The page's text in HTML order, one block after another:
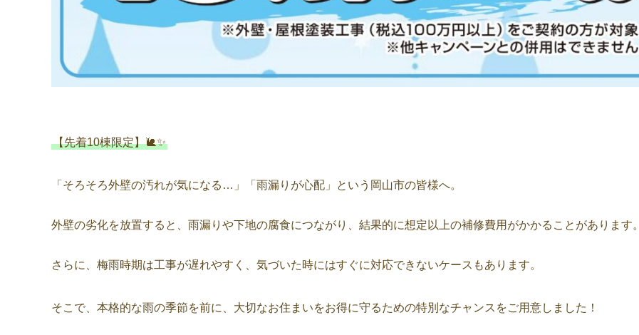
【先着10棟限定】🐌✨
「そろそろ外壁の汚れが気になる…」「雨漏りが心配」という岡山市の皆様へ。
外壁の劣化を放置すると、雨漏りや下地の腐食につながり、結果的に想定以上の補修費用がかかることがあります。
さらに、梅雨時期は工事が遅れやすく、気づいた時にはすぐに対応できないケースもあります。
そこで、本格的な雨の季節を前に、大切なお住まいをお得に守るための特別なチャンスをご用意しました！